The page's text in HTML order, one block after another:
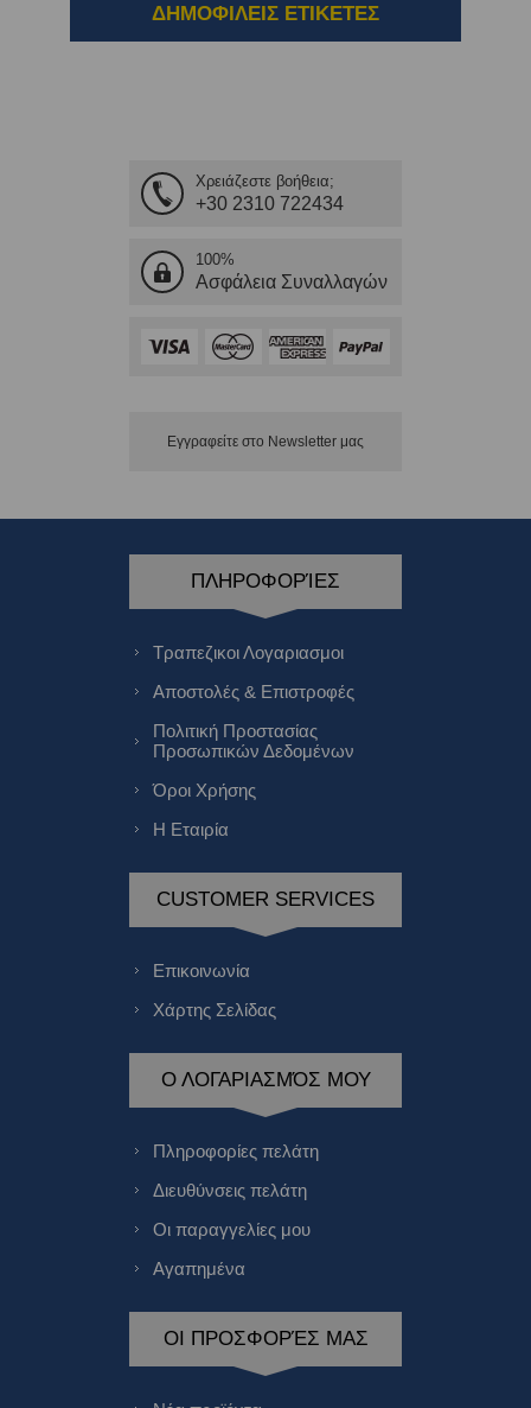
ΔΗΜΟΦΙΛΕΙΣ ΕΤΙΚΕΤΕΣ
Χρειάζεστε βοήθεια;
+30 2310 722434
100%
Ασφάλεια Συναλλαγών
Εγγραφείτε στο Νewsletter μας
ΠΛΗΡΟΦΟΡΊΕΣ
Τραπεζικοι Λογαριασμοι
Αποστολές & Επιστροφές
Πολιτική Προστασίας
Προσωπικών Δεδομένων
Όροι Χρήσης
Η Εταιρία
CUSTOMER SERVICES
Επικοινωνία
Χάρτης Σελίδας
Ο ΛΟΓΑΡΙΑΣΜΌΣ ΜΟΥ
Πληροφορίες πελάτη
Διευθύνσεις πελάτη
Οι παραγγελίες μου
Αγαπημένα
ΟΙ ΠΡΟΣΦΟΡΈΣ ΜΑΣ